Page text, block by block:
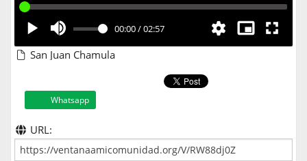
00:00/02:57
San Juan Chamula
Whatsapp
URL: